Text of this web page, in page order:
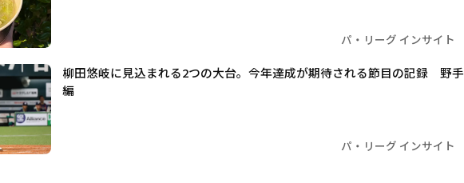
パ・リーグ インサイト
柳田悠岐に見込まれる2つの大台。今年達成が期待される節目の記録 野手
編
パ・リーグ インサイト